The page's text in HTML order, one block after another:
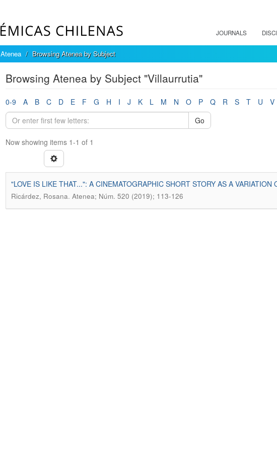
JOURNALS
Atenea Browsing Atenea by Subject
Browsing Atenea by Subject "Villaurrutia"
0-9 A B C D E F G H I J K L M N O P Q R S T U V
Go
Now showing items 1-1 of 1
"LOVE IS LIKE THAT...": A CINEMATOGRAPHIC SHORT STORY AS A
Ricárdez, Rosana. Atenea; Núm. 520 (2019); 113-126